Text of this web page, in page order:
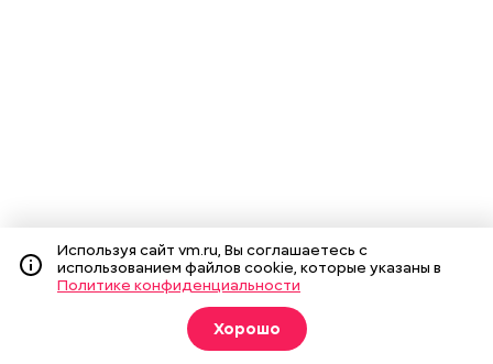
Используя сайт vm.ru, Вы соглашаетесь с
использованием файлов cookie, которые указаны в
Политике конфиденциальности
Хорошо